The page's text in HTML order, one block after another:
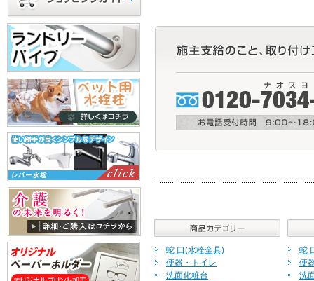
蛇 口(水栓金具)
便器・トイレ
洗面化粧台
蛇
便
洗